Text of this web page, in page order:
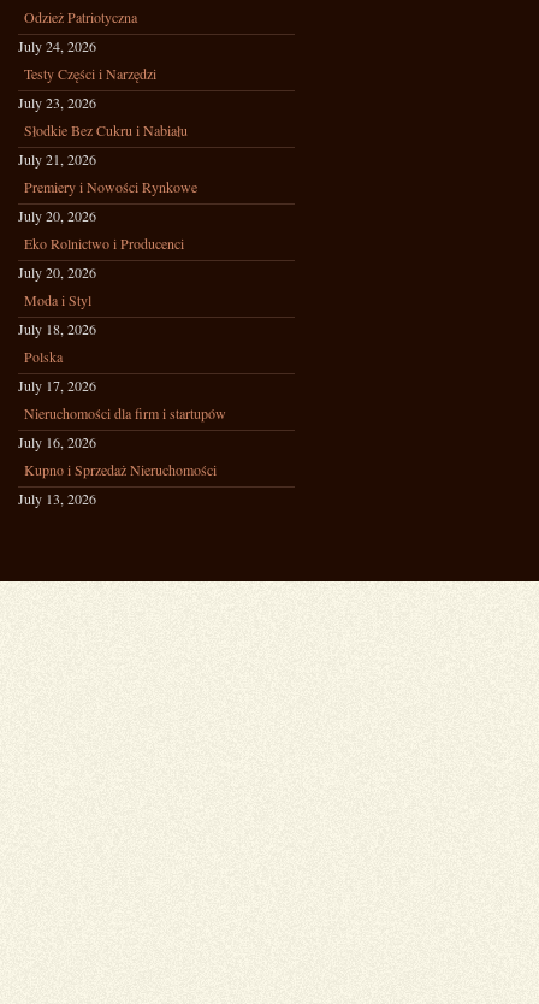
Odzież Patriotyczna
July 24, 2026
Testy Części i Narzędzi
July 23, 2026
Słodkie Bez Cukru i Nabiału
July 21, 2026
Premiery i Nowości Rynkowe
July 20, 2026
Eko Rolnictwo i Producenci
July 20, 2026
Moda i Styl
July 18, 2026
Polska
July 17, 2026
Nieruchomości dla firm i startupów
July 16, 2026
Kupno i Sprzedaż Nieruchomości
July 13, 2026